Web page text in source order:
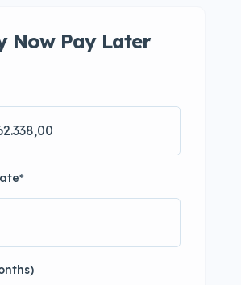
Now Pay Later
*